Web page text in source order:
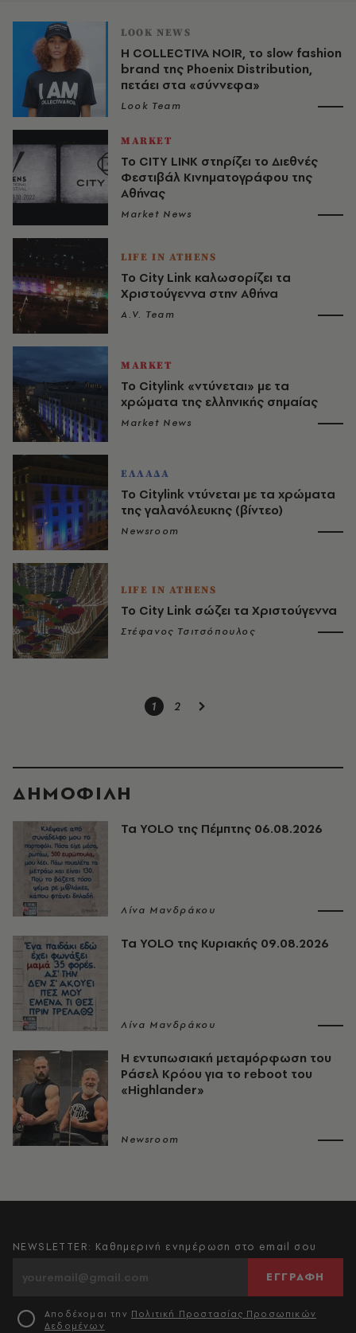
LOOK NEWS
Η COLLECTIVA NOIR, το slow fashion
brand της Phoenix Distribution,
πετάει στα «σύννεφα»
Look Team
MARKET
Το CITY LINK στηρίζει το Διεθνές
Φεστιβάλ Κινηματογράφου της
Αθήνας
Market News
LIFE IN ATHENS
Το City Link καλωσορίζει τα
Χριστούγεννα στην Αθήνα
A.V. Team
MARKET
Το Citylink «ντύνεται» με τα
χρώματα της ελληνικής σημαίας
Market News
ΕΛΛΑΔΑ
Το Citylink ντύνεται με τα χρώματα
της γαλανόλευκης (βίντεο)
Newsroom
LIFE IN ATHENS
Το City Link σώζει τα Χριστούγεννα
Στέφανος Τσιτσόπουλος
1 2
ΔΗΜΟΦΙΛΗ
Τα YOLO της Πέμπτης 06.08.2026
Λίνα Μανδράκου
Τα YOLO της Κυριακής 09.08.2026
Λίνα Μανδράκου
Η εντυπωσιακή μεταμόρφωση του
Ράσελ Κρόου για το reboot του
«Highlander»
Newsroom
NEWSLETTER: Καθημερινή ενημέρωση στο email σου
ΕΓΓΡΑΦΗ
Αποδέχομαι την Πολιτική Προστασίας Προσωπικών
Δεδομένων